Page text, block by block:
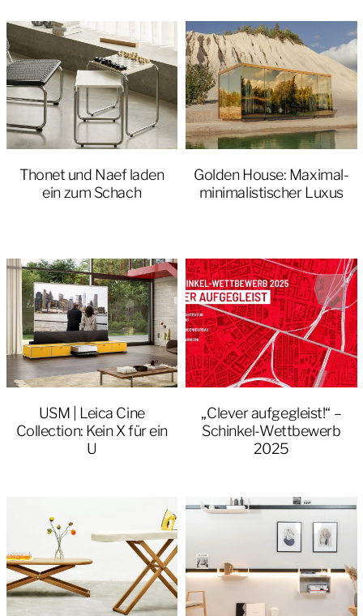
Thonet und Naef laden
ein zum Schach
Golden House: Maximal-
minimalistischer Luxus
USM | Leica Cine
Collection: Kein X für ein
U
„Clever aufgegleist!“ –
Schinkel-Wettbewerb
2025